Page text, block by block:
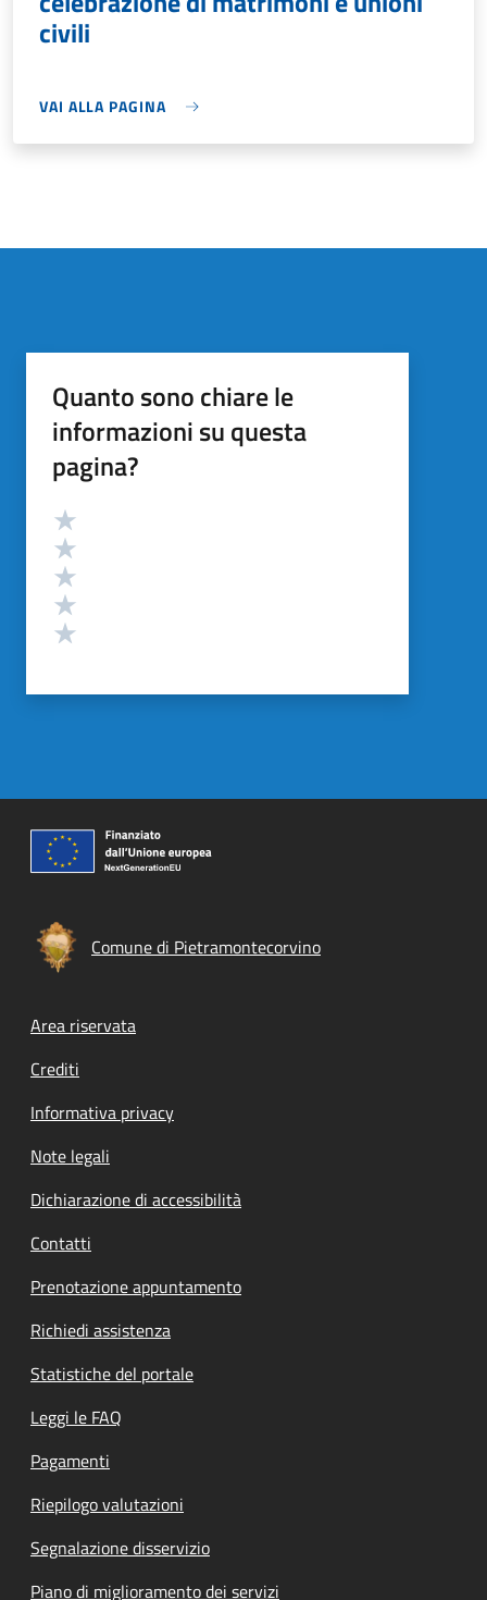
civili
VAI ALLA PAGINA
Quanto sono chiare le
informazioni su questa
pagina?
Valutazione
Comune di Pietramontecorvino
Footer menu
Area riservata
Crediti
Informativa privacy
Note legali
Dichiarazione di accessibilità
Contatti
Prenotazione appuntamento
Richiedi assistenza
Statistiche del portale
Leggi le FAQ
Pagamenti
Riepilogo valutazioni
Segnalazione disservizio
Piano di miglioramento dei servizi